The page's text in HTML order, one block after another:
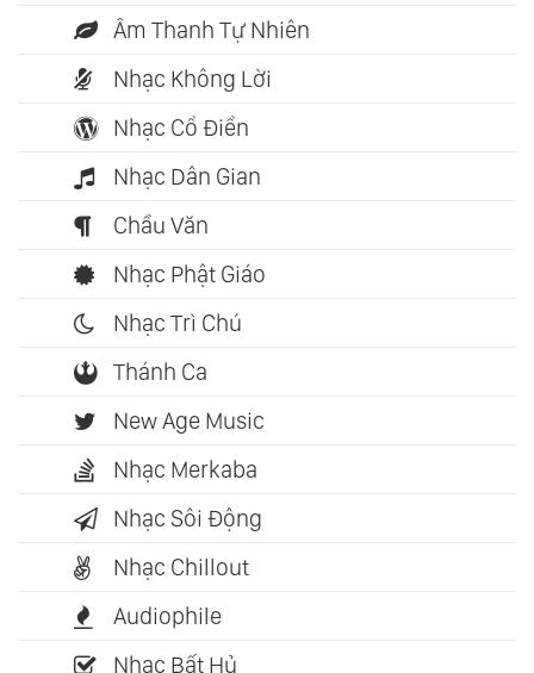
Âm Thanh Tự Nhiên
Nhạc Không Lời
Nhạc Cổ Điển
Nhạc Dân Gian
Chầu Văn
Nhạc Phật Giáo
Nhạc Trì Chú
Thánh Ca
New Age Music
Nhạc Merkaba
Nhạc Sôi Động
Nhạc Chillout
Audiophile
Nhạc Bất Hủ